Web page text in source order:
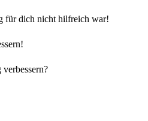
für dich nicht hilfreich war!